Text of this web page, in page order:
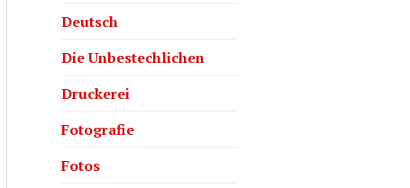
aus dem Feuertod von 250 Arbeitern –
Deutsch
Die Unbestechlichen
Druckerei
Fotografie
Fotos